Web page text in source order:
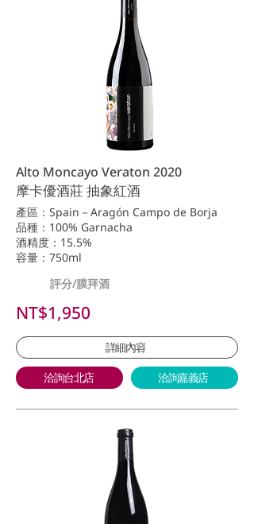
Alto Moncayo Veraton 2020
摩卡優酒莊 抽象紅酒
產區：Spain－Aragón Campo de Borja
品種：100% Garnacha
酒精度：15.5%
容量：750ml
評分/膜拜酒
NT$1,950
詳細內容
洽詢台北店 洽詢嘉義店